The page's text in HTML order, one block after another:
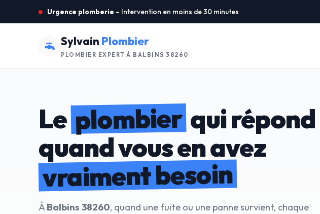
Urgence plomberie – Intervention en moins de 30 minutes
Sylvain Plombier
PLOMBIER EXPERT À BALBINS 38260
Leplombierqui répond
quand vous en avez
vraiment besoin
ÀBalbins 38260, quand une fuite ou une panne survient, chaque